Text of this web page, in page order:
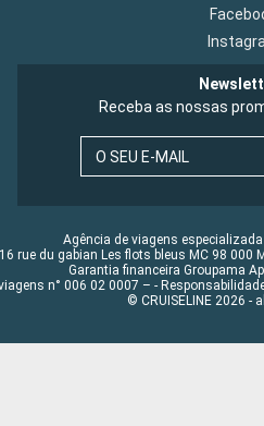
Receba as nossas
O SEU E-MAIL
Agência de viagens especializada
16 rue du gabian Les flots bleus MC 98 000
Garantia financeira Groupama
n° 006 02 0007 – -
© CRUISELINE 2026 -